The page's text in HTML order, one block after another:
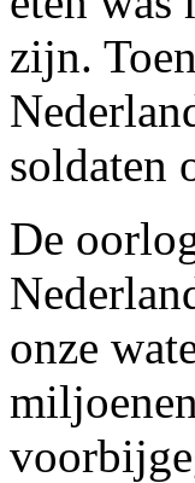
zijn.
soldaten
De
onze